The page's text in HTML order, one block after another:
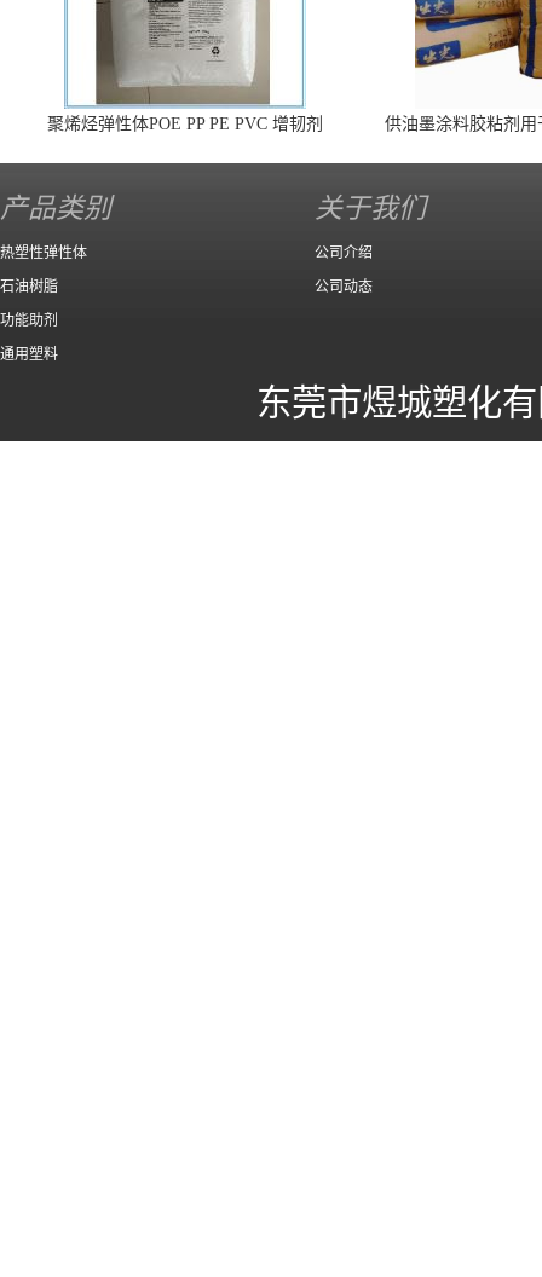
聚烯烃弹性体POE PP PE PVC 增韧剂
供油墨涂料胶粘剂
产品类别
热塑性弹性体
石油树脂
功能助剂
通用塑料
关于我们
公司介绍
公司动态
东莞市煜城塑化